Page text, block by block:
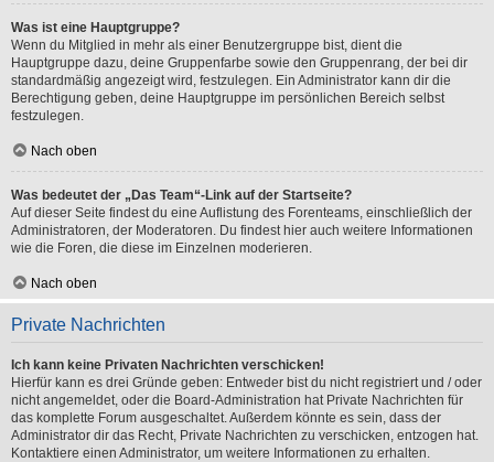
Was ist eine Hauptgruppe?
Wenn du Mitglied in mehr als einer Benutzergruppe bist, dient die
Hauptgruppe dazu, deine Gruppenfarbe sowie den Gruppenrang, der bei dir
standardmäßig angezeigt wird, festzulegen. Ein Administrator kann dir die
Berechtigung geben, deine Hauptgruppe im persönlichen Bereich selbst
festzulegen.
Nach oben
Was bedeutet der „Das Team“-Link auf der Startseite?
Auf dieser Seite findest du eine Auflistung des Forenteams, einschließlich der
Administratoren, der Moderatoren. Du findest hier auch weitere Informationen
wie die Foren, die diese im Einzelnen moderieren.
Nach oben
Private Nachrichten
Ich kann keine Privaten Nachrichten verschicken!
Hierfür kann es drei Gründe geben: Entweder bist du nicht registriert und / oder
nicht angemeldet, oder die Board-Administration hat Private Nachrichten für
das komplette Forum ausgeschaltet. Außerdem könnte es sein, dass der
Administrator dir das Recht, Private Nachrichten zu verschicken, entzogen hat.
Kontaktiere einen Administrator, um weitere Informationen zu erhalten.